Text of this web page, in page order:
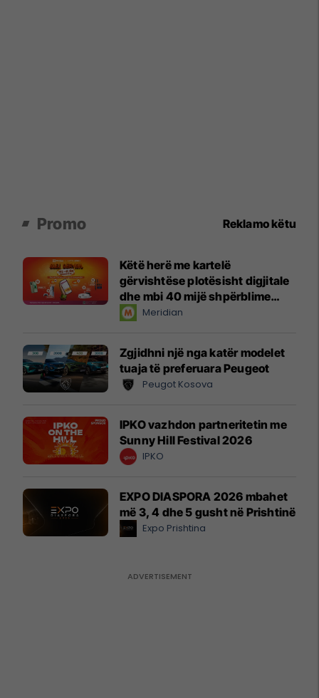
Promo Reklamo këtu
Këtë herë me kartelë
gërvishtëse plotësisht digjitale
dhe mbi 40 mijë shpërblime
instant!Meridian
Zgjidhni një nga katër modelet
tuaja të preferuara Peugeot
Peugot Kosova
IPKO vazhdon partneritetin me
Sunny Hill Festival 2026
IPKO
EXPO DIASPORA 2026 mbahet
më 3, 4 dhe 5 gusht në Prishtinë
Expo Prishtina